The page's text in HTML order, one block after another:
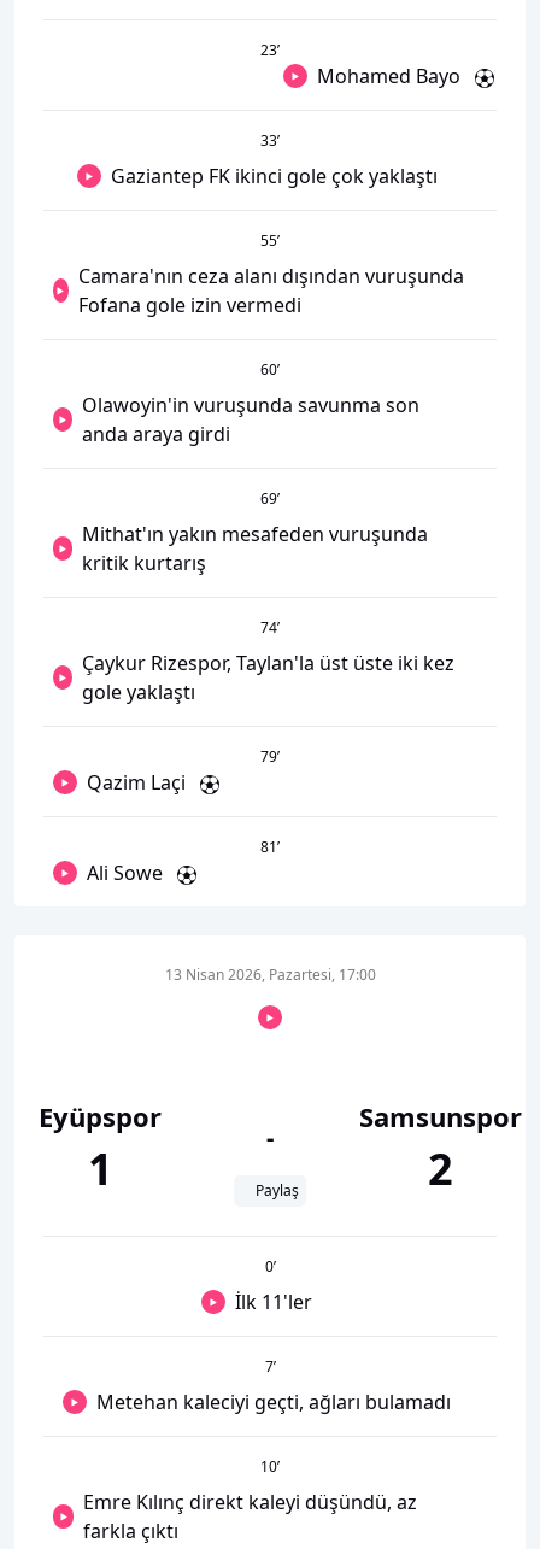
23’
Mohamed Bayo
33’
Gaziantep FK ikinci gole çok yaklaştı
55’
Camara'nın ceza alanı dışından vuruşunda
Fofana gole izin vermedi
60’
Olawoyin'in vuruşunda savunma son
anda araya girdi
69’
Mithat'ın yakın mesafeden vuruşunda
kritik kurtarış
74’
Çaykur Rizespor, Taylan'la üst üste iki kez
gole yaklaştı
79’
Qazim Laçi
81’
Ali Sowe
Eyüpspor
1
13 Nisan 2026, Pazartesi, 17:00
-
Paylaş
Samsunspor
2
0’
İlk 11'ler
7’
Metehan kaleciyi geçti, ağları bulamadı
10’
Emre Kılınç direkt kaleyi düşündü, az
farkla çıktı